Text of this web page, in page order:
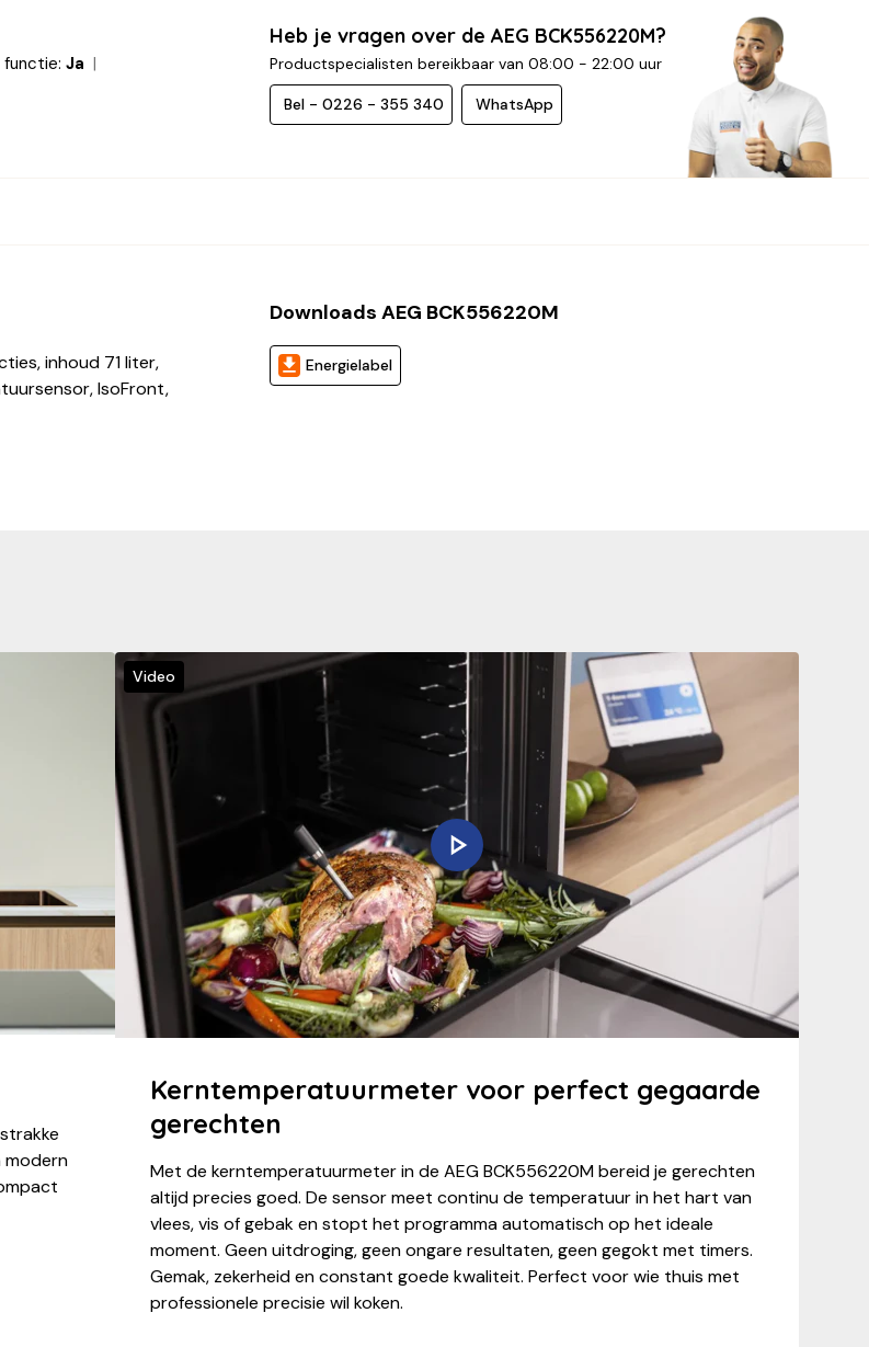
functie: Ja
Heb je vragen over de AEG BCK556220M?
Productspecialisten bereikbaar van 08:00 - 22:00 uur
Bel - 0226 - 355 340 WhatsApp
inhoud 71 liter,
IsoFront,
Downloads AEG BCK556220M
Energielabel
modern
Video
Kerntemperatuurmeter voor perfect gegaarde
gerechten
Met de kerntemperatuurmeter in de AEG BCK556220M bereid je gerechten
altijd precies goed. De sensor meet continu de temperatuur in het hart van
vlees, vis of gebak en stopt het programma automatisch op het ideale
moment. Geen uitdroging, geen ongare resultaten, geen gegokt met timers.
Gemak, zekerheid en constant goede kwaliteit. Perfect voor wie thuis met
professionele precisie wil koken.